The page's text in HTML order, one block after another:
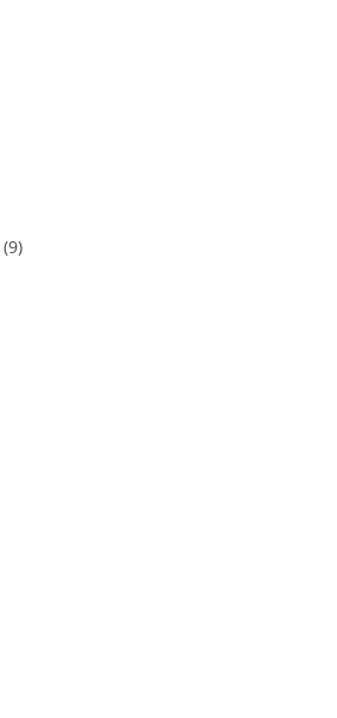
(9)